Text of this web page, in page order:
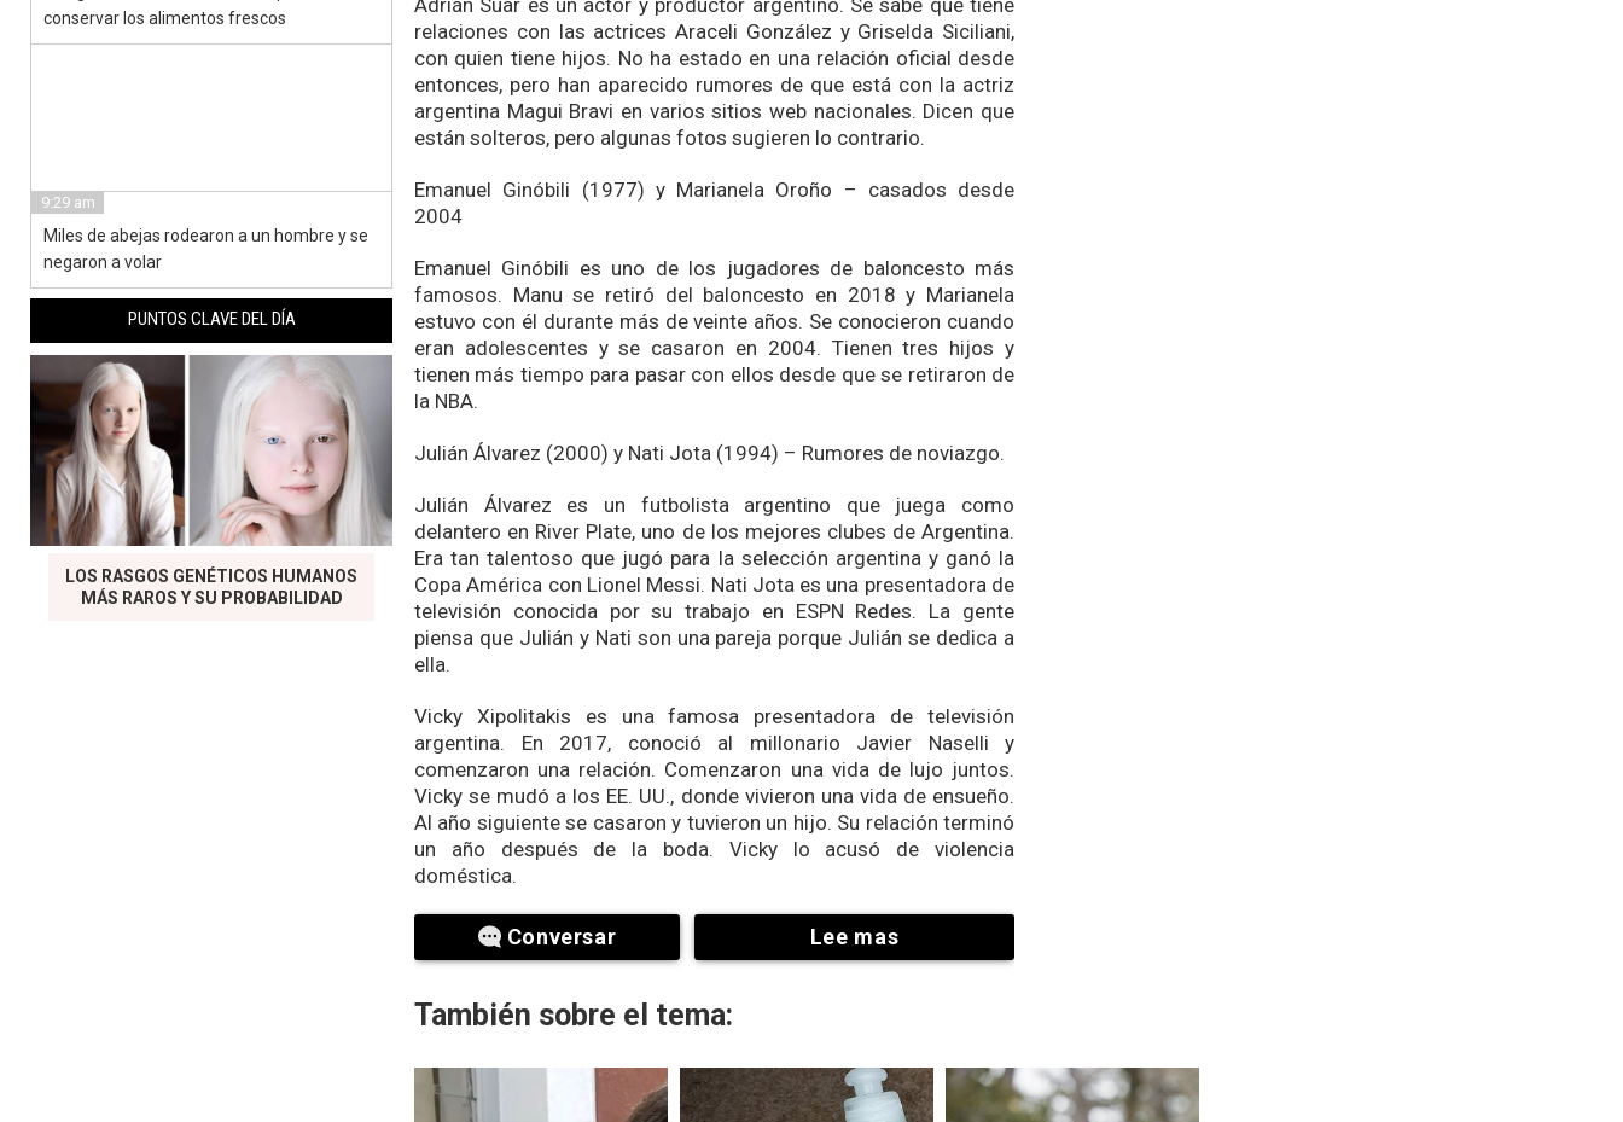
Adrián Suar es un actor y productor argentino. Se sabe que tiene
relaciones con las actrices Araceli González y Griselda Siciliani,
con quien tiene hijos. No ha estado en una relación oficial desde
entonces, pero han aparecido rumores de que está con la actriz
argentina Magui Bravi en varios sitios web nacionales. Dicen que
están solteros, pero algunas fotos sugieren lo contrario.
Emanuel Ginóbili (1977) y Marianela Oroño – casados ​​desde
2004
Emanuel Ginóbili es uno de los jugadores de baloncesto más
famosos. Manu se retiró del baloncesto en 2018 y Marianela
estuvo con él durante más de veinte años. Se conocieron cuando
eran adolescentes y se casaron en 2004. Tienen tres hijos y
tienen más tiempo para pasar con ellos desde que se retiraron de
la NBA.
Julián Álvarez (2000) y Nati Jota (1994) – Rumores de noviazgo.
Julián Álvarez es un futbolista argentino que juega como
delantero en River Plate, uno de los mejores clubes de Argentina.
Era tan talentoso que jugó para la selección argentina y ganó la
Copa América con Lionel Messi. Nati Jota es una presentadora de
televisión conocida por su trabajo en ESPN Redes. La gente
piensa que Julián y Nati son una pareja porque Julián se dedica a
ella.
Vicky Xipolitakis es una famosa presentadora de televisión
argentina. En 2017, conoció al millonario Javier Naselli y
comenzaron una relación. Comenzaron una vida de lujo juntos.
Vicky se mudó a los EE. UU., donde vivieron una vida de ensueño.
Al año siguiente se casaron y tuvieron un hijo. Su relación terminó
un año después de la boda. Vicky lo acusó de violencia
doméstica.
Conversar Lee mas
También sobre el tema:
conservar los alimentos frescos
9:29 am
Miles de abejas rodearon a un hombre y se
negaron a volar
PUNTOS CLAVE DEL DÍA
LOS RASGOS GENÉTICOS HUMANOS
MÁS RAROS Y SU PROBABILIDAD